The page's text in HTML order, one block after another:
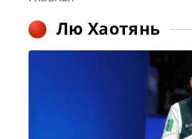
Лю Хаотянь